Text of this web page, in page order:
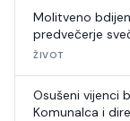
Molitveno
predvečerje
ŽIVOT
Osušeni vijenci
Komunalca i